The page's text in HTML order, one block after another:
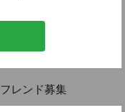
フレンド募集